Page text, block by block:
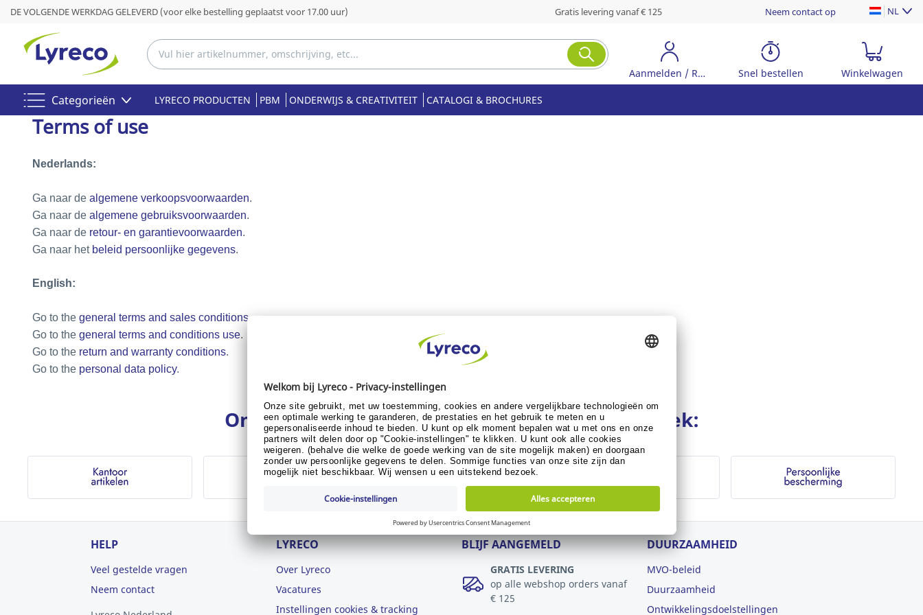
DE VOLGENDE WERKDAG GELEVERD (voor elke bestelling geplaatst voor 17.00 uur) Gratis levering vanaf € 125 Neem contact op NL
Aanmelden / Registreer Snel bestellen Winkelwagen
Categorieën LYRECO PRODUCTEN PBM ONDERWIJS & CREATIVITEIT CATALOGI & BROCHURES
Terms of use
Nederlands:
Ga naar de algemene verkoopsvoorwaarden.
Ga naar de algemene gebruiksvoorwaarden.
Ga naar de retour- en garantievoorwaarden.
Ga naar het beleid persoonlijke gegevens.
English:
Go to the general terms and sales conditions
Go to the general terms and conditions use.
Go to the return and warranty conditions.
Go to the personal data policy.
Ontdek onze categorieën voor elk type werkplek:
HELP
Veel gestelde vragen
Neem contact
LYRECO
Over Lyreco
Vacatures
Instellingen cookies & tracking
BLIJF AANGEMELD
GRATIS LEVERING
op alle webshop orders vanaf
€ 125
DUURZAAMHEID
MVO-beleid
Duurzaamheid
Ontwikkelingsdoelstellingen